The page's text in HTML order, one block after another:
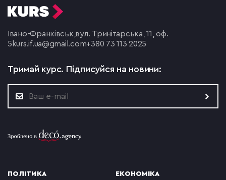
Івано-Франківськ,вул. Тринітарська, 11, оф.
5 kurs.if.ua@gmail.com+380 73 113 2025
Тримай курс. Підписуйся на новини:
ПОЛІТИКА ЕКОНОМІКА